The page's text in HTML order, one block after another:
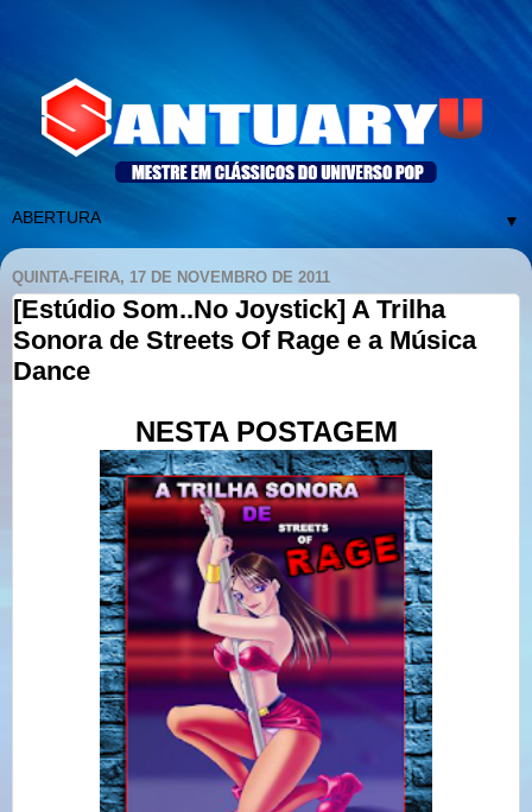
▼
QUINTA-FEIRA, 17 DE NOVEMBRO DE 2011
[Estúdio Som..No Joystick] A Trilha
Sonora de Streets Of Rage e a Música
Dance
NESTA POSTAGEM